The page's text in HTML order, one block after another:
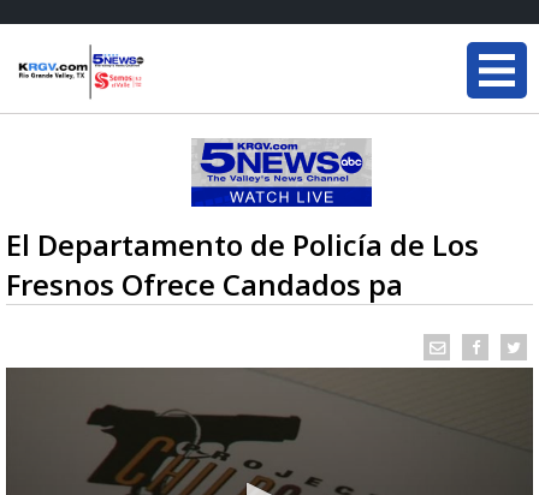
El Departamento de Policía de Los
Fresnos Ofrece Candados pa